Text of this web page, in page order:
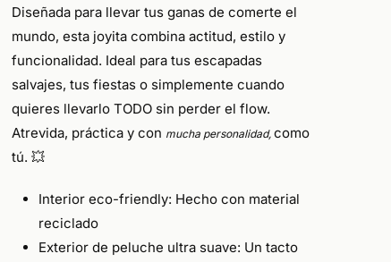
era:
99,00€.
es:
75,00€.
Diseñada para llevar tus ganas de comerte el
mundo, esta joyita combina actitud, estilo y
funcionalidad. Ideal para tus escapadas
salvajes, tus fiestas o simplemente cuando
quieres llevarlo TODO sin perder el flow.
Atrevida, práctica y con mucha personalidad, como
tú. 💥
Interior eco-friendly: Hecho con material
reciclado
Exterior de peluche ultra suave: Un tacto